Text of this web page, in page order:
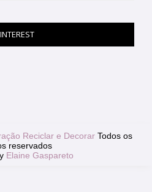
Reciclar e Decorar Todos os
reservados
Elaine Gaspareto